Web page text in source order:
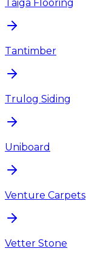
Taiga Flooring
Tantimber
Trulog Siding
Uniboard
Venture Carpets
Vetter Stone